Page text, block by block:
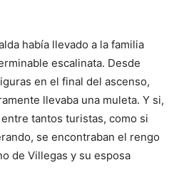
había llevado a la familia
escalinata. Desde
en el final del ascenso,
llevaba una muleta. Y si,
tantos turistas, como si
se encontraban el rengo
de Villegas y su esposa